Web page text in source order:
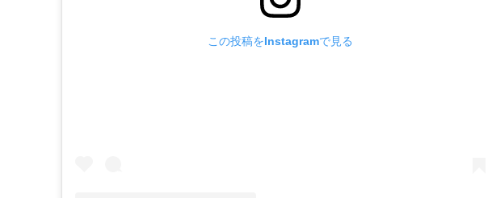
この投稿をInstagramで見る